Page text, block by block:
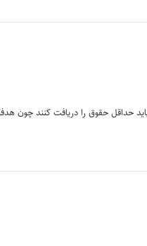
حداقل حقوق را دریافت کنند چون